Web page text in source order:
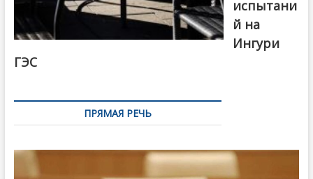
испытани
й на
Ингури
ГЭС
ПРЯМАЯ РЕЧЬ